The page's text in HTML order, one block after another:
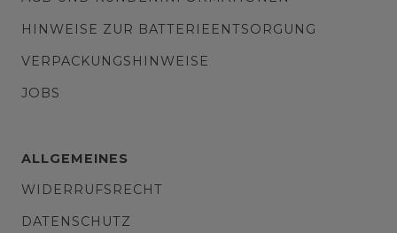
HINWEISE ZUR BATTERIEENTSORGUNG
VERPACKUNGSHINWEISE
JOBS
ALLGEMEINES
WIDERRUFSRECHT
DATENSCHUTZ